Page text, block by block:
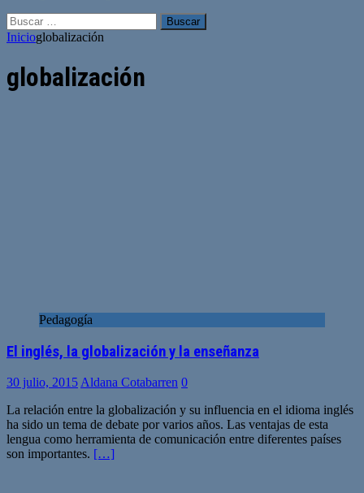
Buscar:
Inicioglobalización
globalización
Pedagogía
El inglés, la globalización y la enseñanza
30 julio, 2015 Aldana Cotabarren 0
La relación entre la globalización y su influencia en el idioma inglés
ha sido un tema de debate por varios años. Las ventajas de esta
lengua como herramienta de comunicación entre diferentes países
son importantes. […]